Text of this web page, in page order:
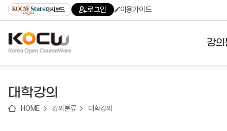
기
기
기
content)
가
대시보드 로그인 이용가이드
강
대학강의
HOME 강의분류 대학강의